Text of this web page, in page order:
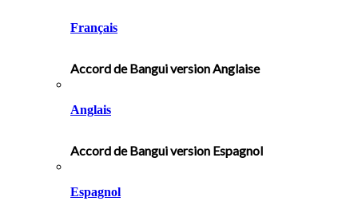
Français
Accord de Bangui version Anglaise
Anglais
Accord de Bangui version Espagnol
Espagnol